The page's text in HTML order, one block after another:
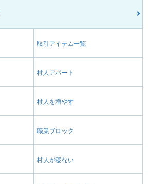
取引アイテム一覧
村人アパート
村人を増やす
職業ブロック
村人が寝ない